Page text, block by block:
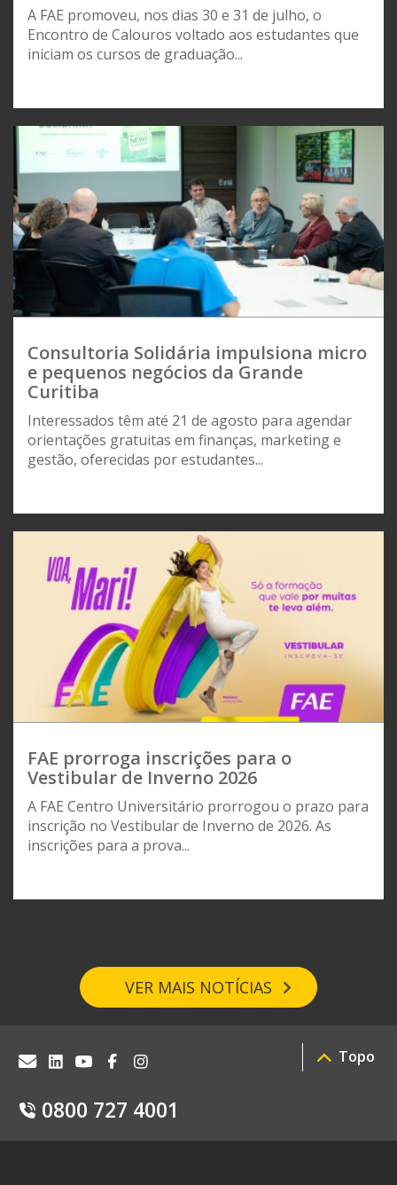
A FAE promoveu, nos dias 30 e 31 de julho, o
Encontro de Calouros voltado aos estudantes que
iniciam os cursos de graduação...
Consultoria Solidária impulsiona micro
e pequenos negócios da Grande
Curitiba
Interessados têm até 21 de agosto para agendar
orientações gratuitas em finanças, marketing e
gestão, oferecidas por estudantes...
FAE prorroga inscrições para o
Vestibular de Inverno 2026
A FAE Centro Universitário prorrogou o prazo para
inscrição no Vestibular de Inverno de 2026. As
inscrições para a prova...
VER MAIS NOTÍCIAS
0800 727 4001
Topo